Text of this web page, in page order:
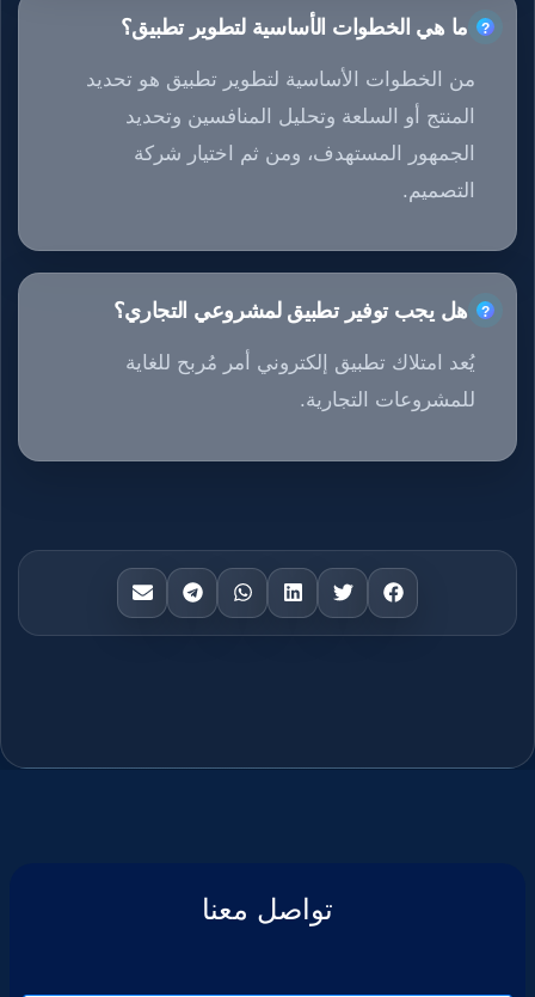
ما هي الخطوات الأساسية لتطوير تطبيق؟
من الخطوات الأساسية لتطوير تطبيق هو تحديد
المنتج أو السلعة وتحليل المنافسين وتحديد
الجمهور المستهدف، ومن ثم اختيار شركة
التصميم.
هل يجب توفير تطبيق لمشروعي التجاري؟
يُعد امتلاك تطبيق إلكتروني أمر مُربح للغاية
للمشروعات التجارية.
تواصل معنا